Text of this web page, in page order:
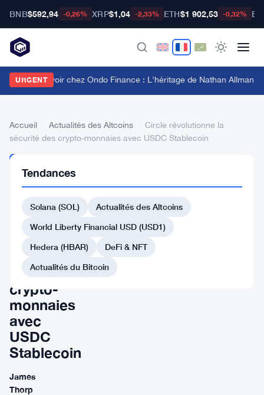
BNB$592,94 -0,26% XRP$1,04 -2,33% ETH$1 902,53 -0,32%
URGENT
de pouvoir chez Ondo Finance : L'héritage de Nathan Allman
Accueil Actualités des Altcoins
Circle révolutionne la
sécurité des crypto-monnaies avec USDC Stablecoin
DES
ALTCOINS
Circle
révolutionne
sécurité
des
crypto-
monnaies
avec
USDC
Stablecoin
James
Thorp
Tendances
Solana (SOL)
Actualités des Altcoins
World Liberty Financial USD (USD1)
Hedera (HBAR)
DeFi & NFT
Actualités du Bitcoin